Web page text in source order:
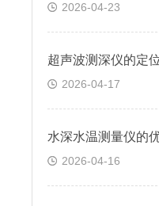
2026-04-23
2026-04-17
2026-04-16